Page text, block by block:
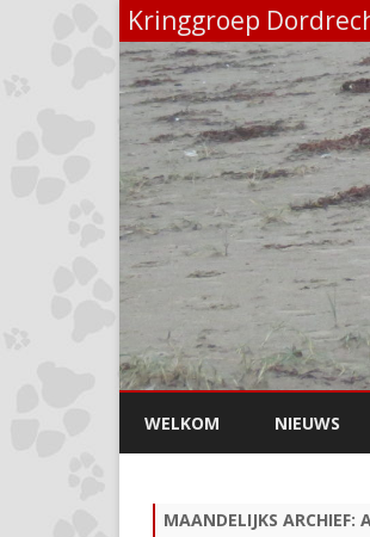
Kringgroep
WELKOM NIEUWS
MAANDELIJKS ARCHIEF: